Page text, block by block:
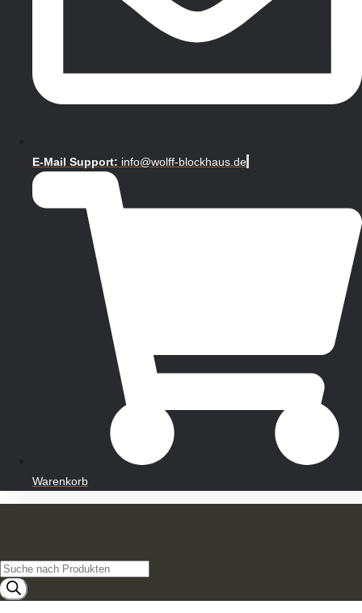
E-Mail Support: info@wolff-blockhaus.de
Warenkorb
Products
search